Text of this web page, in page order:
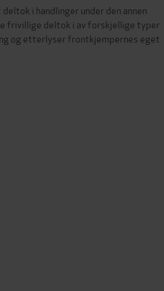
i handlinger under den annen
frivillige deltok i av forskjellige typer
og etterlyser frontkjempernes eget